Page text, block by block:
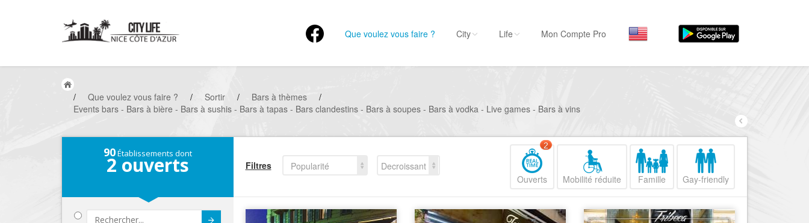
Que voulez vous faire ?
Musées, ...
Sortir
Commerces
Nice Promenade du
Nice le Port
Nice le Vieux Nice
Nice les Collines Niçoises
City Life Mon Compte Pro
/ Que voulez vous faire ? / Sortir / Bars à thèmes
/
Events bars - Bars à bière - Bars à sushis - Bars à tapas - Bars clandestins - Bars à soupes - Bars à vodka - Live games - Bars à vins
90Établissements dont
2 ouverts Filtres Popularité
Decroissant
Ouverts
2
Mobilité réduite Famille Gay-friendly